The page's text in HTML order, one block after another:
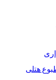
هتلی